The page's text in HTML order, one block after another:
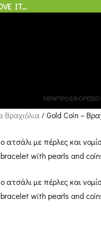
IT…
NEWΠΡΟΣΦΟΡΕΣ
Βραχιόλια Gold Coin –